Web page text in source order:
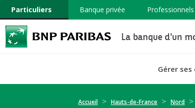
Particuliers Banque privée Professionnels
La banque d'un
Gérer
Accueil Hauts-de-France Nord